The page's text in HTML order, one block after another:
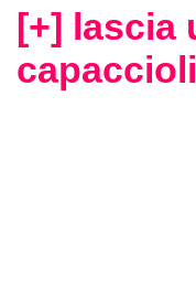
[+] lascia